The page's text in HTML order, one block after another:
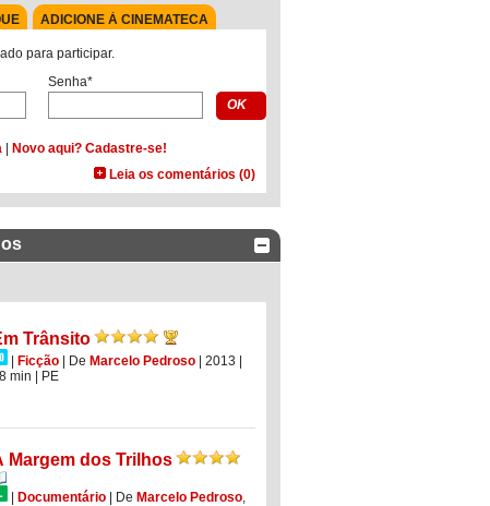
ADICIONE À CINEMATECA
para participar.
Senha*
Novo aqui? Cadastre-se!
Leia os comentários (0)
Trânsito
Ficção De Marcelo Pedroso | 2013
min
PE
Margem dos Trilhos
| Documentário | De Marcelo Pedroso